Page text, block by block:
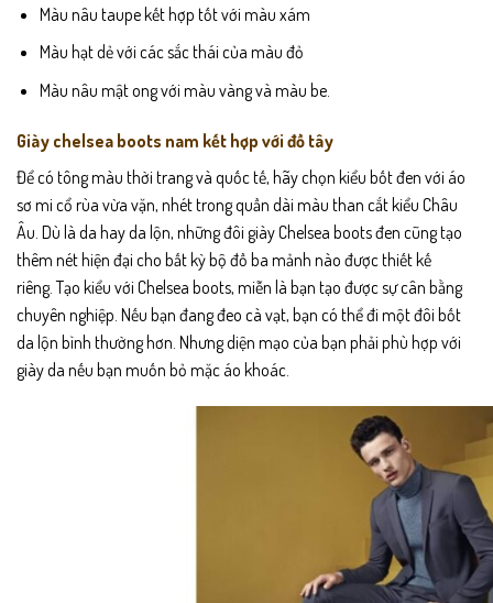
Màu nâu taupe kết hợp tốt với màu xám
Màu hạt dẻ với các sắc thái của màu đỏ
Màu nâu mật ong với màu vàng và màu be.
Giày chelsea boots nam kết hợp với đồ tây
Để có tông màu thời trang và quốc tế, hãy chọn kiểu bốt đen với áo
sơ mi cổ rùa vừa vặn, nhét trong quần dài màu than cắt kiểu Châu
Âu. Dù là da hay da lộn, những đôi giày Chelsea boots đen cũng tạo
thêm nét hiện đại cho bất kỳ bộ đồ ba mảnh nào được thiết kế
riêng. Tạo kiểu với Chelsea boots, miễn là bạn tạo được sự cân bằng
chuyên nghiệp. Nếu bạn đang đeo cà vạt, bạn có thể đi một đôi bốt
da lộn bình thường hơn. Nhưng diện mạo của bạn phải phù hợp với
giày da nếu bạn muốn bỏ mặc áo khoác.